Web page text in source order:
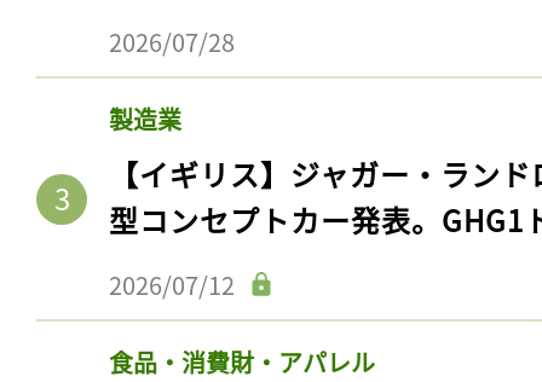
2026/07/28
製造業
【イギリス】ジャガー・ラン
型コンセプトカー発表。GHG1
2026/07/12
食品・消費財・アパレル